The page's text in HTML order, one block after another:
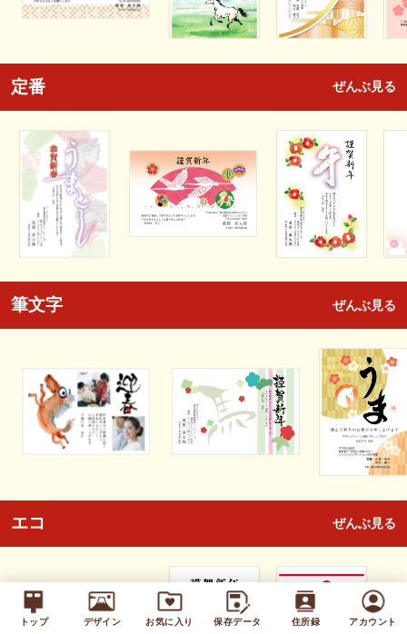
トップ デザイン お気に入り 保存データ 住所録 アカウント
定番 ぜんぶ見る
筆文字 ぜんぶ見る
エコ ぜんぶ見る